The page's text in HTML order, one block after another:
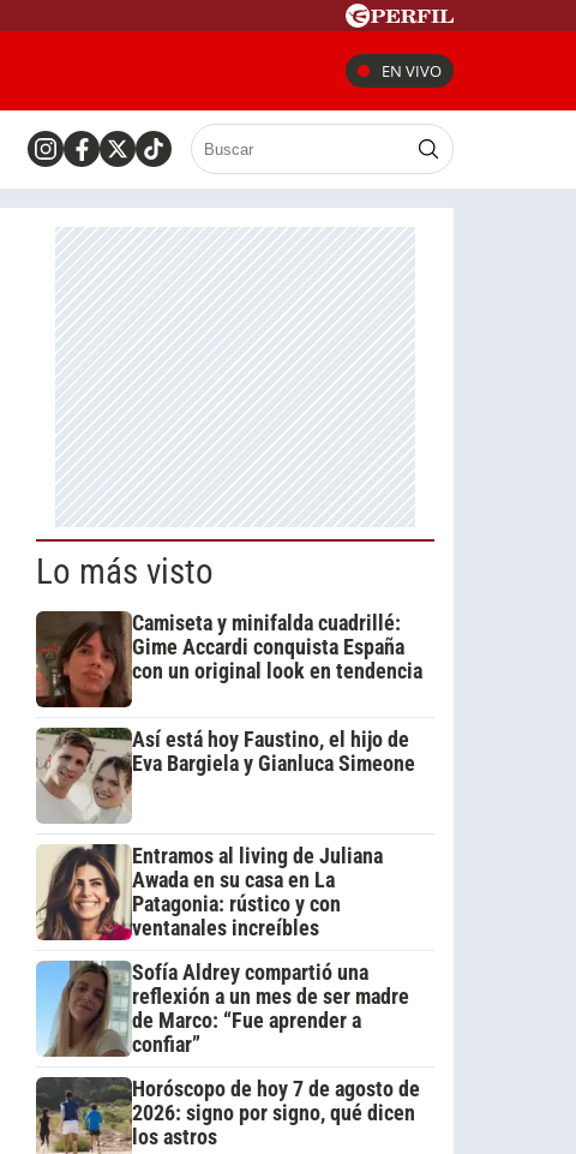
EN VIVO
Lo más visto
Camiseta y minifalda cuadrillé:
Gime Accardi conquista España
con un original look en tendencia
Así está hoy Faustino, el hijo de
Eva Bargiela y Gianluca Simeone
Entramos al living de Juliana
Awada en su casa en La
Patagonia: rústico y con
ventanales increíbles
Sofía Aldrey compartió una
reflexión a un mes de ser madre
de Marco: “Fue aprender a
confiar”
Horóscopo de hoy 7 de agosto de
2026: signo por signo, qué dicen
los astros